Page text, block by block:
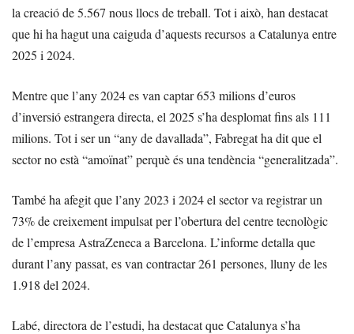
la creació de 5.567 nous llocs de treball. Tot i això, han destacat
que hi ha hagut una caiguda d’aquests recursos a Catalunya entre
2025 i 2024.
Mentre que l’any 2024 es van captar 653 milions d’euros
d’inversió estrangera directa, el 2025 s’ha desplomat fins als 111
milions. Tot i ser un “any de davallada”, Fabregat ha dit que el
sector no està “amoïnat” perquè és una tendència “generalitzada”.
També ha afegit que l’any 2023 i 2024 el sector va registrar un
73% de creixement impulsat per l’obertura del centre tecnològic
de l’empresa AstraZeneca a Barcelona. L’informe detalla que
durant l’any passat, es van contractar 261 persones, lluny de les
1.918 del 2024.
Labé, directora de l’estudi, ha destacat que Catalunya s’ha